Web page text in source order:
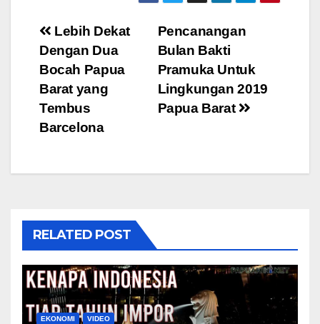
Post
navigation
Pencanangan
Bulan Bakti
Pramuka Untuk
Lingkungan 2019
Papua Barat
Lebih Dekat
Dengan Dua
Bocah Papua
Barat yang
Tembus
Barcelona
RELATED POST
EKONOMI VIDEO